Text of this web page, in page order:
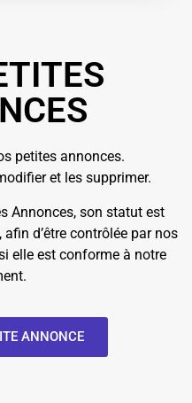
petites annonces.
et les supprimer.
Annonces, son statut est
d’être contrôlée par nos
elle est conforme à notre
ANNONCE